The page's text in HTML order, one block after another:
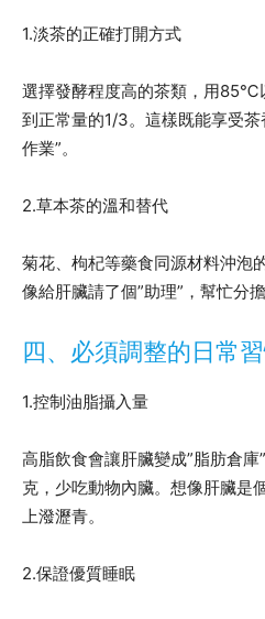
1.淡茶的正確打開方式
選擇發酵程度高的茶類，用85℃
到正常量的1/3。這樣既能享受
作業”。
2.草本茶的溫和替代
菊花、枸杞等藥食同源材料沖泡
像給肝臟請了個”助理”，幫忙分
四、必須調整的日常
1.控制油脂攝入量
高脂飲食會讓肝臟變成”脂肪倉
克，少吃動物內臟。想像肝臟是
上潑瀝青。
2.保證優質睡眠